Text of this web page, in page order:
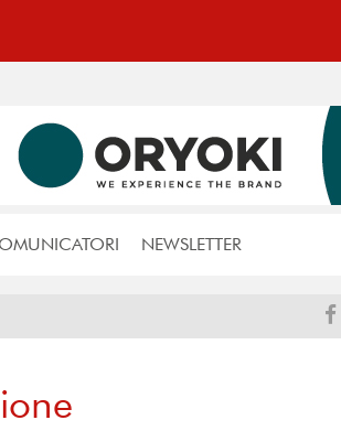
NEWSLETTER